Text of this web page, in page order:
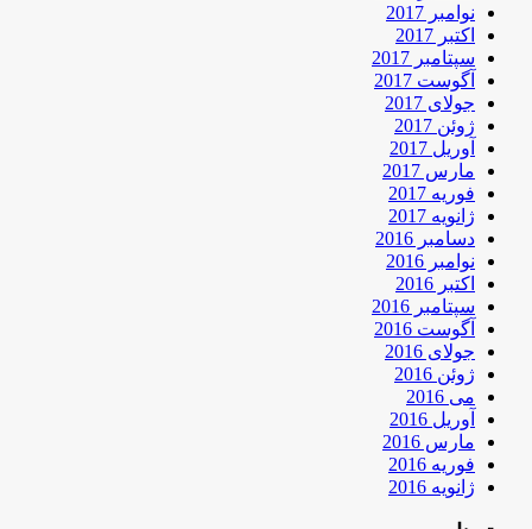
نوامبر 2017
اکتبر 2017
سپتامبر 2017
آگوست 2017
جولای 2017
ژوئن 2017
آوریل 2017
مارس 2017
فوریه 2017
ژانویه 2017
دسامبر 2016
نوامبر 2016
اکتبر 2016
سپتامبر 2016
آگوست 2016
جولای 2016
ژوئن 2016
می 2016
آوریل 2016
مارس 2016
فوریه 2016
ژانویه 2016